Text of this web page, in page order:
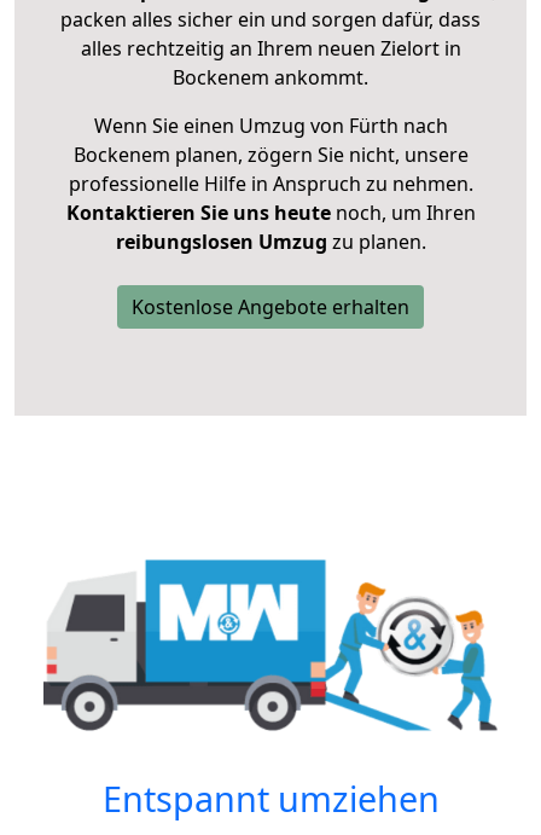
packen alles sicher ein und sorgen dafür, dass
alles rechtzeitig an Ihrem neuen Zielort in
Bockenem ankommt.
Wenn Sie einen Umzug von Fürth nach
Bockenem planen, zögern Sie nicht, unsere
professionelle Hilfe in Anspruch zu nehmen.
Kontaktieren Sie uns heutenoch, um Ihren
reibungslosen Umzug zu planen.
Kostenlose Angebote erhalten
Entspannt umziehen